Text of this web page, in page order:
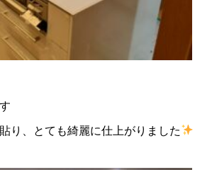
り、とても綺麗に仕上がりました